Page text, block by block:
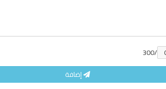
/300
إضافة